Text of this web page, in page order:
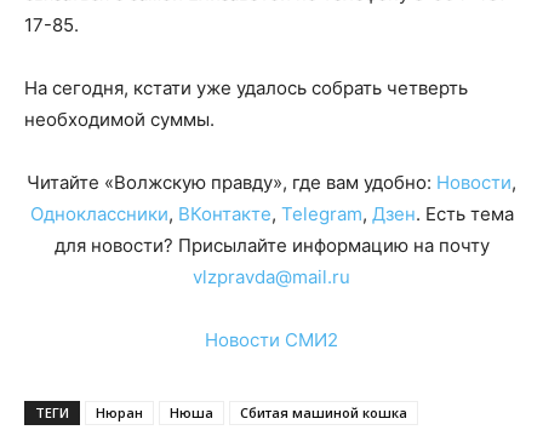
17-85.
На сегодня, кстати уже удалось собрать четверть
необходимой суммы.
Читайте «Волжскую правду», где вам удобно: Новости,
Одноклассники, ВКонтакте, Telegram, Дзен. Есть тема
для новости? Присылайте информацию на почту
vlzpravda@mail.ru
Новости СМИ2
ТЕГИ Нюран Нюша Сбитая машиной кошка